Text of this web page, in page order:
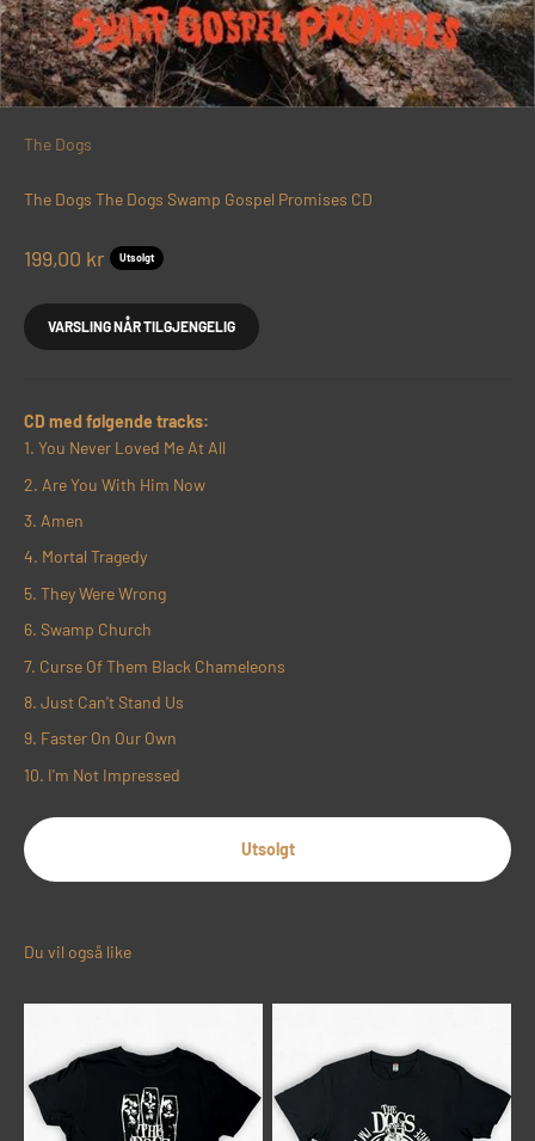
The Dogs
The Dogs The Dogs Swamp Gospel Promises CD
Salgspris
199,00 kr Utsolgt
VARSLING NÅR TILGJENGELIG
CD med følgende tracks:
You Never Loved Me At All
Are You With Him Now
Amen
Mortal Tragedy
They Were Wrong
Swamp Church
Curse Of Them Black Chameleons
Just Can't Stand Us
Faster On Our Own
I'm Not Impressed
Utsolgt